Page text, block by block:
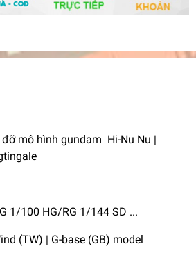
mô hình gundam Hi-Nu Nu |
1/100 HG/RG 1/144 SD ...
(TW) | G-base (GB) model